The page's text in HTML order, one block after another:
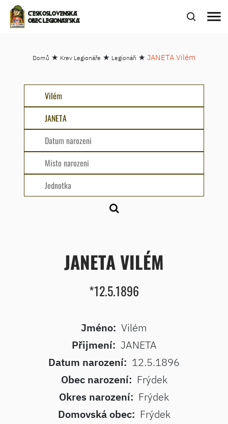
ČESKOSLOVENSKÁ
OBEC LEGIONÁŘSKÁ
menu
Domů ★ Krev Legionáře ★ Legionáři ★ JANETA Vilém
JANETA VILÉM
*12.5.1896
Jméno: Vilém
Přijmení: JANETA
Datum narození: 12.5.1896
Obec narození: Frýdek
Okres narození: Frýdek
Domovská obec: Frýdek